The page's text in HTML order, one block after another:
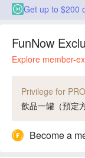
Get up to $200
FunNow
Explore member-
Privilege for
飲品一罐（預定
Become a